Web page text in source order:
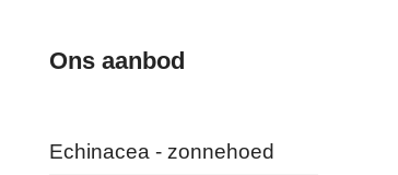
Ons aanbod
Echinacea - zonnehoed